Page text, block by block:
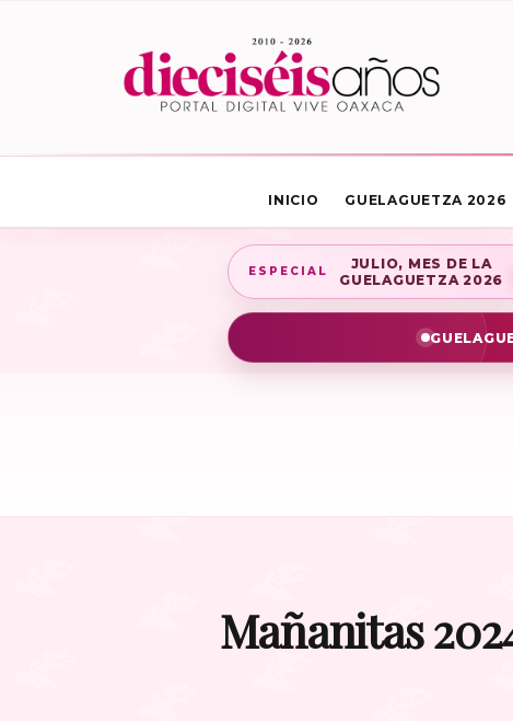
INICIO GUELAGUETZA 2026
ESPECIAL
JULIO, MES DE LA
GUELAGUETZA 2026
Mañanitas